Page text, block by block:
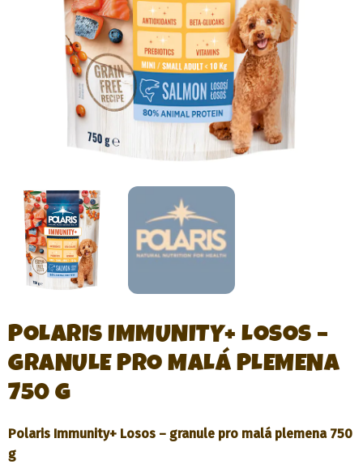
POLARIS IMMUNITY+ LOSOS –
GRANULE PRO MALÁ PLEMENA
750 G
Polaris Immunity+ Losos – granule pro malá plemena 750
g